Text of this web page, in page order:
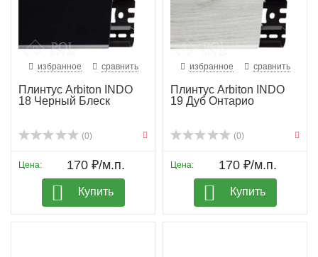
избранное сравнить
Плинтус Arbiton INDO
18 Черный Блеск
(0)
Цена: 170 ₽/м.п.
Купить
избранное сравнить
Плинтус Arbiton INDO
19 Дуб Онтарио
(0)
Цена: 170 ₽/м.п.
Купить